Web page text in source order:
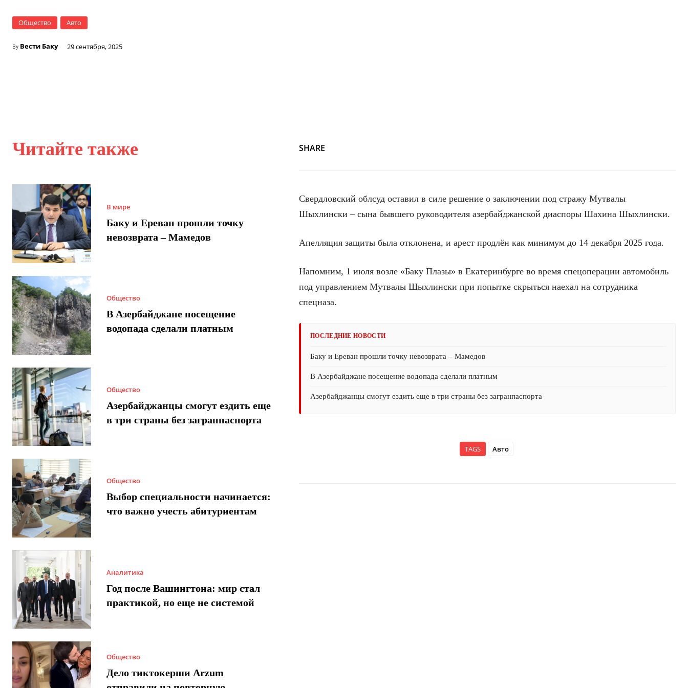
Общество Авто
By Вести Баку 29 сентября, 2025
Читайте также
В мире
Баку и Ереван прошли точку
невозврата – Мамедов
Общество
В Азербайджане посещение
водопада сделали платным
Общество
Азербайджанцы смогут ездить еще
в три страны без загранпаспорта
Общество
Выбор специальности начинается:
что важно учесть абитуриентам
Аналитика
Год после Вашингтона: мир стал
практикой, но еще не системой
Общество
Дело тиктокерши Arzum
SHARE
Свердловский облсуд оставил в силе решение о заключении под стражу Мутвалы
Шыхлински – сына бывшего руководителя азербайджанской диаспоры Шахина Шыхлински.
Апелляция защиты была отклонена, и арест продлён как минимум до 14 декабря 2025 года.
Напомним, 1 июля возле «Баку Плазы» в Екатеринбурге во время спецоперации автомобиль
под управлением Мутвалы Шыхлински при попытке скрыться наехал на сотрудника
спецназа.
ПОСЛЕДНИЕ НОВОСТИ
Баку и Ереван прошли точку невозврата – Мамедов
В Азербайджане посещение водопада сделали платным
Азербайджанцы смогут ездить еще в три страны без загранпаспорта
TAGS Авто